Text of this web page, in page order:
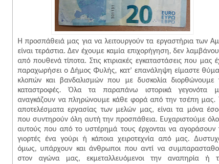
Η προσπάθειά μας για να λειτουργούν τα εργαστήρια των
είναι τεράστια. Δεν έχουμε καμία επιχορήγηση, δεν
από πουθενά τίποτα. Στις κτιριακές εγκαταστάσεις που μας
παραχωρήσει ο Δήμος Φυλής, κατ’ επανάληψη είμαστε
κλοπών και βανδαλισμών που με δυσκολία διορθώνουμε
καταστροφές. Όλα τα παραπάνω ιστορικά γεγονότα
αναγκάζουν να πληρώνουμε κάθε φορά από την τσέπη μας.
αποτελέσματα εργασίας των μελών μας, είναι τα μόνα
που συντηρούν όλη αυτή την προσπάθεια. Ευχαριστούμε
αυτούς που από το υστέρημά τους έρχονται να αγοράσουν
γιορτές ένα γούρι ή κάποια χειροτεχνία από μας.
όμως, υπάρχουν και άνθρωποι που αντί να
στον αγώνα μας, εκμεταλλευόμενοι την αναπηρία ή